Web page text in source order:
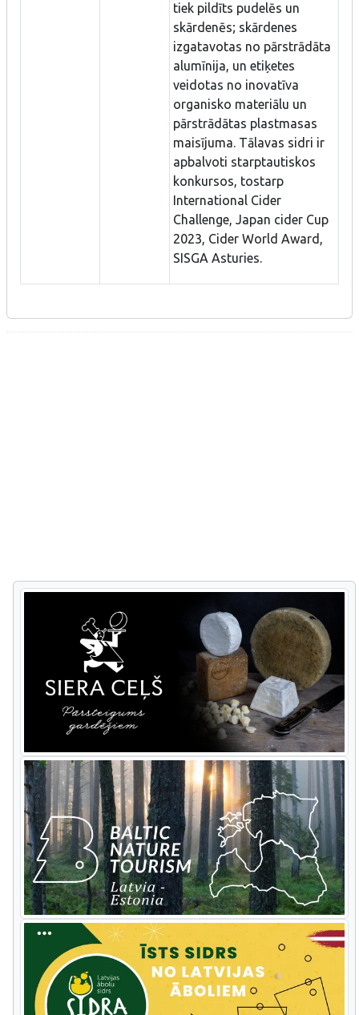
tiek pildīts pudelēs un
skārdenēs; skārdenes
izgatavotas no pārstrādāta
alumīnija, un etiķetes
veidotas no inovatīva
organisko materiālu un
pārstrādātas plastmasas
maisījuma. Tālavas sidri ir
apbalvoti starptautiskos
konkursos, tostarp
International Cider
Challenge, Japan cider Cup
2023, Cider World Award,
SISGA Asturies.